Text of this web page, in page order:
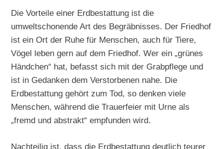
Die Vorteile einer Erdbestattung ist die
umweltschonende Art des Begräbnisses. Der Friedhof
ist ein Ort der Ruhe für Menschen, auch für Tiere,
Vögel leben gern auf dem Friedhof. Wer ein „grünes
Händchen“ hat, befasst sich mit der Grabpflege und
ist in Gedanken dem Verstorbenen nahe. Die
Erdbestattung gehört zum Tod, so denken viele
Menschen, während die Trauerfeier mit Urne als
„fremd und abstrakt“ empfunden wird.
Nachteilig ist, dass die Erdbestattung deutlich teurer